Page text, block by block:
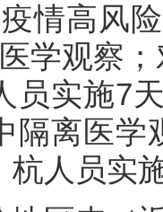
情高风
学观察
员实施7
隔离医
杭人员实